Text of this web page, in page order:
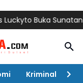
Buka Sunatan
Kriminal